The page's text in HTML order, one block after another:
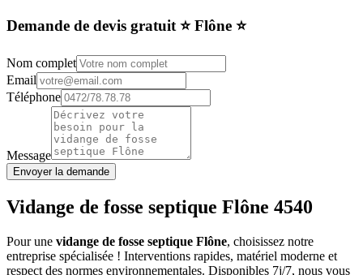
Demande de devis gratuit ⭐️ Flône ⭐️
Nom complet
Email
Téléphone
Message
Envoyer la demande
Vidange de fosse septique Flône 4540
Pour une vidange de fosse septique Flône, choisissez notre
entreprise spécialisée ! Interventions rapides, matériel moderne et
respect des normes environnementales. Disponibles 7j/7, nous vous